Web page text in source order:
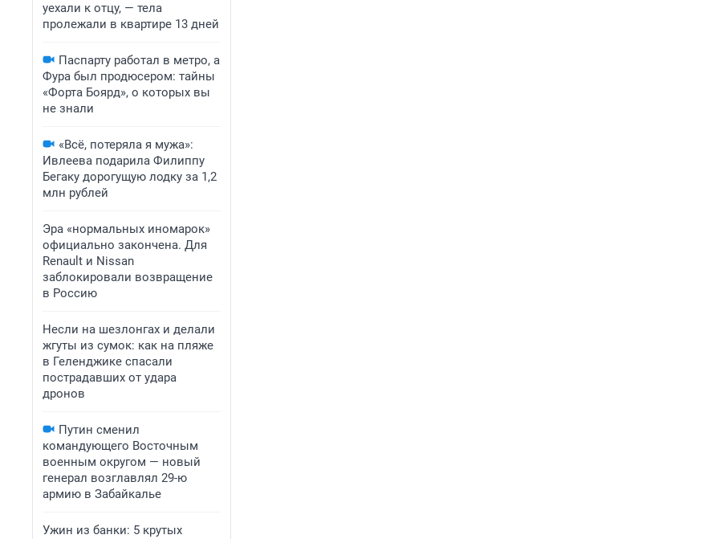
уехали к отцу, — тела
пролежали в квартире 13 дней
Паспарту работал в метро, а
Фура был продюсером: тайны
«Форта Боярд», о которых вы
не знали
«Всё, потеряла я мужа»:
Ивлеева подарила Филиппу
Бегаку дорогущую лодку за 1,2
млн рублей
Эра «нормальных иномарок»
официально закончена. Для
Renault и Nissan
заблокировали возвращение
в Россию
Несли на шезлонгах и делали
жгуты из сумок: как на пляже
в Геленджике спасали
пострадавших от удара
дронов
Путин сменил
командующего Восточным
военным округом — новый
генерал возглавлял 29-ю
армию в Забайкалье
Ужин из банки: 5 крутых